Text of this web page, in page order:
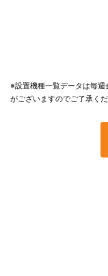
※設置機種一覧データは毎
がございますのでご了承くだ